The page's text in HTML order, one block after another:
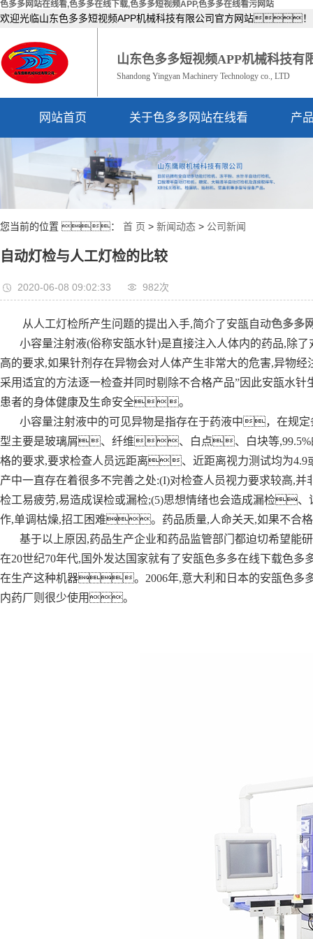
色多多网站在线看,色多多在线下载,色多多短视频APP,色多多在线看污网站
欢迎光临山东色多多短视频APP机械科技有限公司官方网站！
山东色多多短视频APP机械科技有
Shandong Yingyan Machinery Technology co., LTD
网站首页 关于色多多网站在线看
公司简介
资质荣誉
产
您当前的位置 ： 首 页 > 新闻动态 > 公司新闻
自动灯检与人工灯检的比较
2020-06-08 09:02:33 982次
从人工灯检所产生问题的提出入手,简介了安瓿自动色多多
小容量注射液(俗称安瓿水针)是直接注入人体内的药品,
高的要求,如果针剂存在异物会对人体产生非常大的危害,异
采用适宜的方法逐一检查并同时剔除不合格产品”因此安瓿
患者的身体健康及生命安全。
小容量注射液中的可见异物是指存在于药液中，在规
型主要是玻璃屑、纤维、白点、白块等,99.5%
格的要求,要求检查人员远距离、近距离视力测试均为
产中一直存在着很多不完善之处:(I)对检查人员视力要求较高,并
检工易疲劳,易造成误检或漏检;(5)思想情绪也会造成漏检、
作,单调枯燥,招工困难。药品质量,人命关天,如果不合
基于以上原因,药品生产企业和药品监管部门都迫切希望能
在20世纪70年代,国外发达国家就有了安瓿色多多在线下载
在生产这种机器。2006年,意大利和日本的安瓿色多
内药厂则很少使用。